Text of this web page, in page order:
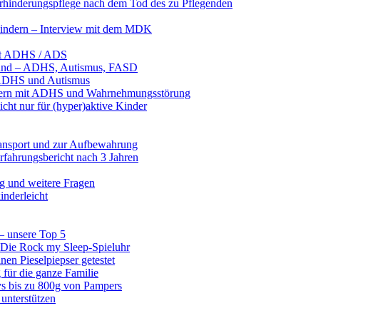
nach dem Tod des zu Pflegenden
– Interview mit dem MDK
ADHS / ADS
– ADHS, Autismus, FASD
und Autismus
mit ADHS und Wahrnehmungsstörung
nur für (hyper)aktive Kinder
und zur Aufbewahrung
nach 3 Jahren
und weitere Fragen
unsere Top 5
Rock my Sleep-Spieluhr
Pieselpiepser getestet
die ganze Familie
bis zu 800g von Pampers